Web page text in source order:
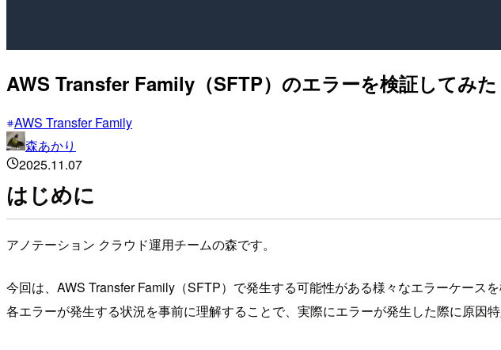
AWS Transfer Family（SFTP）のエラーを検証してみた
AWS Transfer Family
森あかり
2025.11.07
はじめに
アノテーション クラウド運用チームの森です。
今回は、AWS Transfer Family（SFTP）で発生する可能性がある様々なエラーケース
各エラーが発生する状況を事前に理解することで、実際にエラーが発生した際に原因特